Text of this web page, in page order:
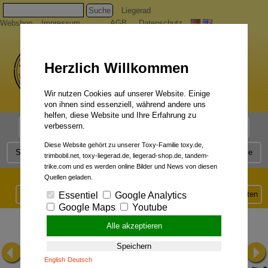
Suche
Liegerad
Webshop
Impressum AGB Datenschutz
Liegerad Modelle
Service Qualität Liegerad News Kontakt Presse
Konfiguration & Bestellung Serienausstattung & Technische Daten
Herzlich Willkommen
Wir nutzen Cookies auf unserer Website. Einige
von ihnen sind essenziell, während andere uns
helfen, diese Website und Ihre Erfahrung zu
verbessern.
Diese Website gehört zu unserer Toxy-Familie toxy.de,
trimbobil.net, toxy-liegerad.de, liegerad-shop.de, tandem-
trike.com und es werden online Bilder und News von diesen
Quellen geladen.
Essentiel
Google Analytics
Google Maps
Youtube
Alle akzeptieren
Speichern
English Deutsch